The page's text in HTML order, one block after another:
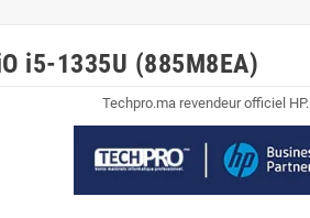
i5-1335U (885M8EA)
Techpro.ma revendeur officiel HP.